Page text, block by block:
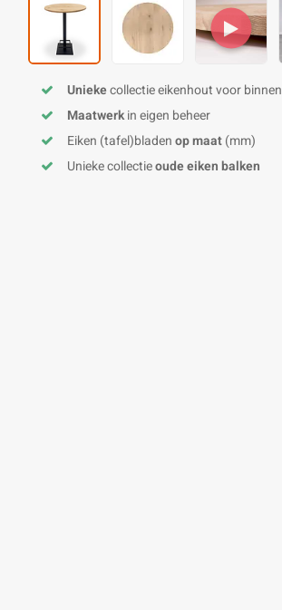
Uniekecollectie eikenhout voor binnen
Maatwerkin eigen beheer
Eiken (tafel)bladenop maat(mm)
Unieke collectieoude eiken balken